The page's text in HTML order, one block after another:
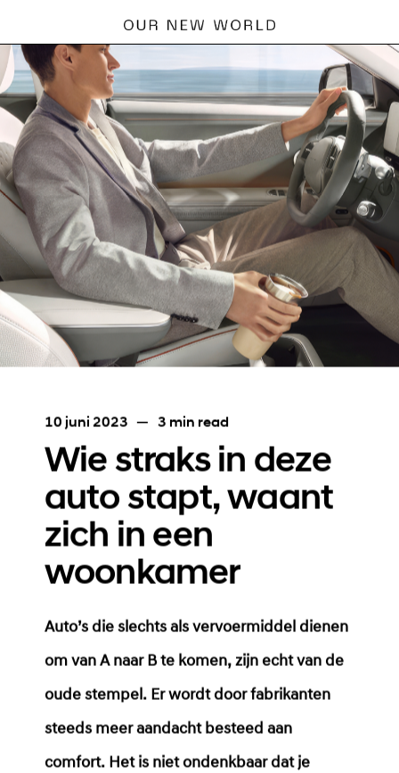
10 juni 2023 — 3 min read
Wie straks in deze
auto stapt, waant
zich in een
woonkamer
Auto’s die slechts als vervoermiddel dienen
om van A naar B te komen, zijn echt van de
oude stempel. Er wordt door fabrikanten
steeds meer aandacht besteed aan
comfort. Het is niet ondenkbaar dat je